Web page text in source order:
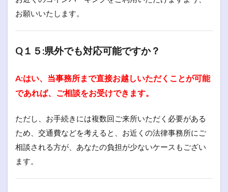
お願いいたします。
Q１５:県外でも対応可能ですか？
A:はい、当事務所まで直接お越しいただくことが可能
であれば、ご相談をお受けできます。
ただし、お手続きには複数回ご来所いただく必要がある
ため、交通費などを考えると、お近くの法律事務所にご
相談される方が、あなたの負担が少ないケースもござい
ます。